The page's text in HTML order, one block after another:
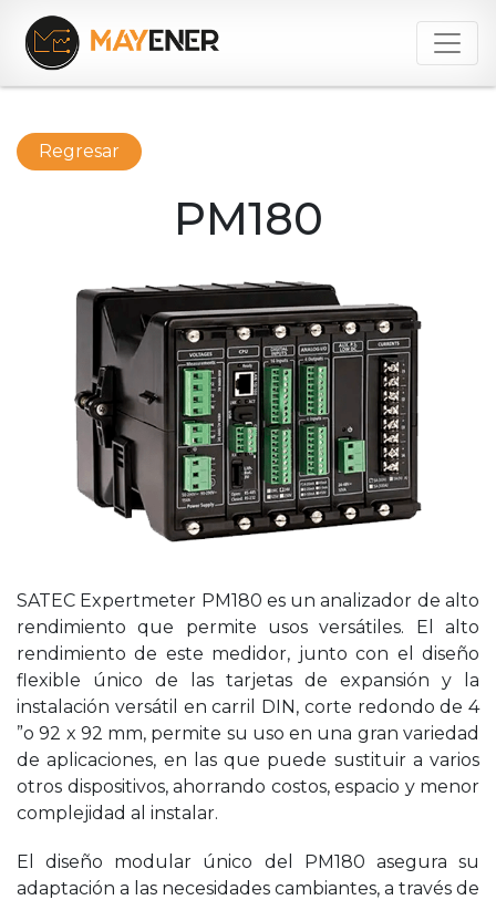
Regresar
PM180
SATEC Expertmeter PM180 es un analizador de alto
rendimiento que permite usos versátiles. El alto
rendimiento de este medidor, junto con el diseño
flexible único de las tarjetas de expansión y la
instalación versátil en carril DIN, corte redondo de 4
”o 92 x 92 mm, permite su uso en una gran variedad
de aplicaciones, en las que puede sustituir a varios
otros dispositivos, ahorrando costos, espacio y menor
complejidad al instalar.
El diseño modular único del PM180 asegura su
adaptación a las necesidades cambiantes, a través de